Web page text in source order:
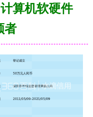
算机软硬件
者